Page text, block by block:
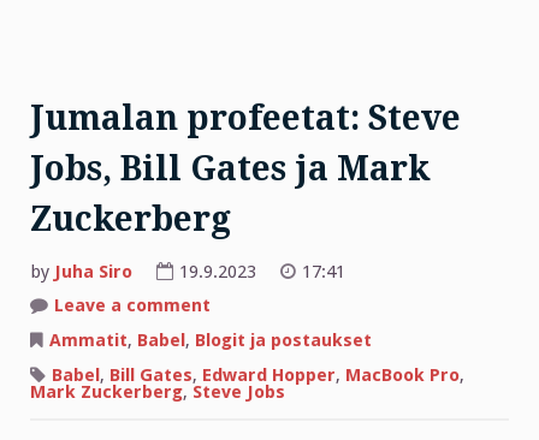
Jumalan profeetat: Steve
Jobs, Bill Gates ja Mark
Zuckerberg
by Juha Siro 19.9.2023
17:41
Leave a comment
profeetat:
Steve
Jobs,
Bill
Gates
Ammatit, Babel , Blogit ja postaukset
Babel, Bill Gates, Edward Hopper, MacBook Pro,
Mark Zuckerberg, Steve Jobs